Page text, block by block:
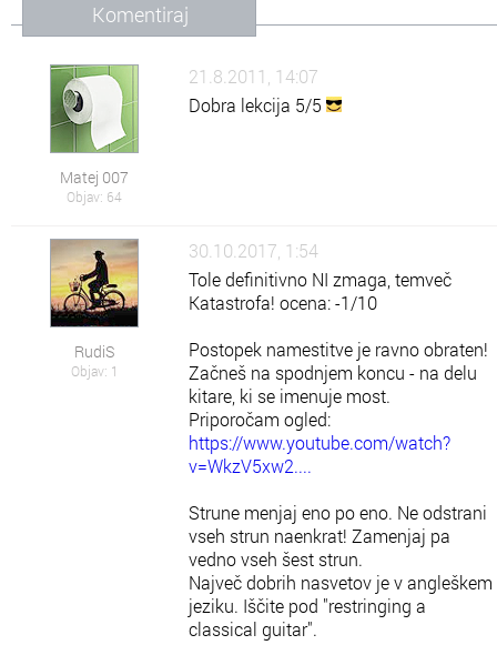
Komentiraj
Matej 007
Objav: 64
21.8.2011, 14:07
Dobra lekcija 5/5
RudiS
Objav: 1
30.10.2017, 1:54
Tole definitivno NI zmaga, temveč
Katastrofa! ocena: -1/10
Postopek namestitve je ravno obraten!
Začneš na spodnjem koncu - na delu
kitare, ki se imenuje most.
Priporočam ogled:
https://www.youtube.com/watch?
v=WkzV5xw2....
Strune menjaj eno po eno. Ne odstrani
vseh strun naenkrat! Zamenjaj pa
vedno vseh šest strun.
Največ dobrih nasvetov je v angleškem
jeziku. Iščite pod "restringing a
classical guitar".